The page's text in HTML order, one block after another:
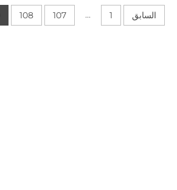
مقطّع حسب القياس، للفنادق
الحديثة.
السابق 1
...
107
108